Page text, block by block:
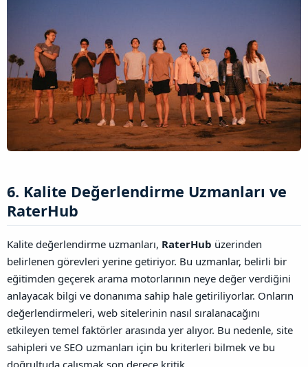
6. Kalite Değerlendirme Uzmanları ve
RaterHub​
Kalite değerlendirme uzmanları, RaterHub üzerinden
belirlenen görevleri yerine getiriyor. Bu uzmanlar, belirli bir
eğitimden geçerek arama motorlarının neye değer verdiğini
anlayacak bilgi ve donanıma sahip hale getiriliyorlar. Onların
değerlendirmeleri, web sitelerinin nasıl sıralanacağını
etkileyen temel faktörler arasında yer alıyor. Bu nedenle, site
sahipleri ve SEO uzmanları için bu kriterleri bilmek ve bu
doğrultuda çalışmak son derece kritik.